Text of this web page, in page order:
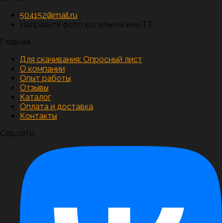
504152@mail.ru
Направьте фото котельной или ТЗ
Главная
Для скачивания: Опросный лист
О компании
Опыт работы
Отзывы
Каталог
Оплата и доставка
Контакты
Соц.сети